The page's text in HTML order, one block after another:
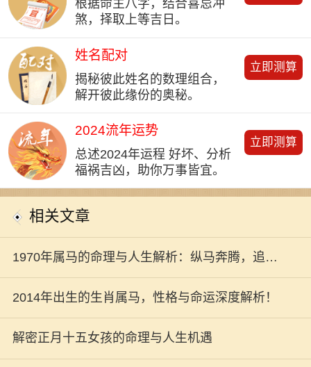
根据命主八字，结合喜忌冲
煞，择取上等吉日。
姓名配对
揭秘彼此姓名的数理组合，
解开彼此缘份的奥秘。
立即测算
2024流年运势
总述2024年运程 好坏、分析
福祸吉凶，助你万事皆宜。
立即测算
相关文章
1970年属马的命理与人生解析：纵马奔腾，追逐
理想与幸福！
2014年出生的生肖属马，性格与命运深度解析！
解密正月十五女孩的命理与人生机遇